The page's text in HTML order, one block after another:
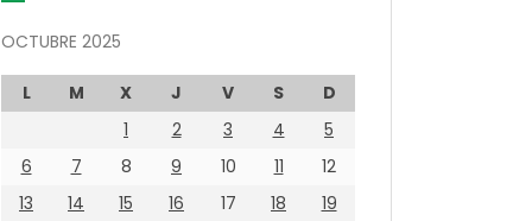
OCTUBRE 2025
L M X J V S
D
1
2 3 4
5
6
7 8 9 10 11
12
13
14 15 16 17 18
19